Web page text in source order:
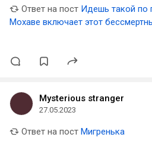
Ответ на пост Идешь такой по
Мохаве включает этот
Mysterious stranger
27.05.2023
Ответ на пост Мигренька